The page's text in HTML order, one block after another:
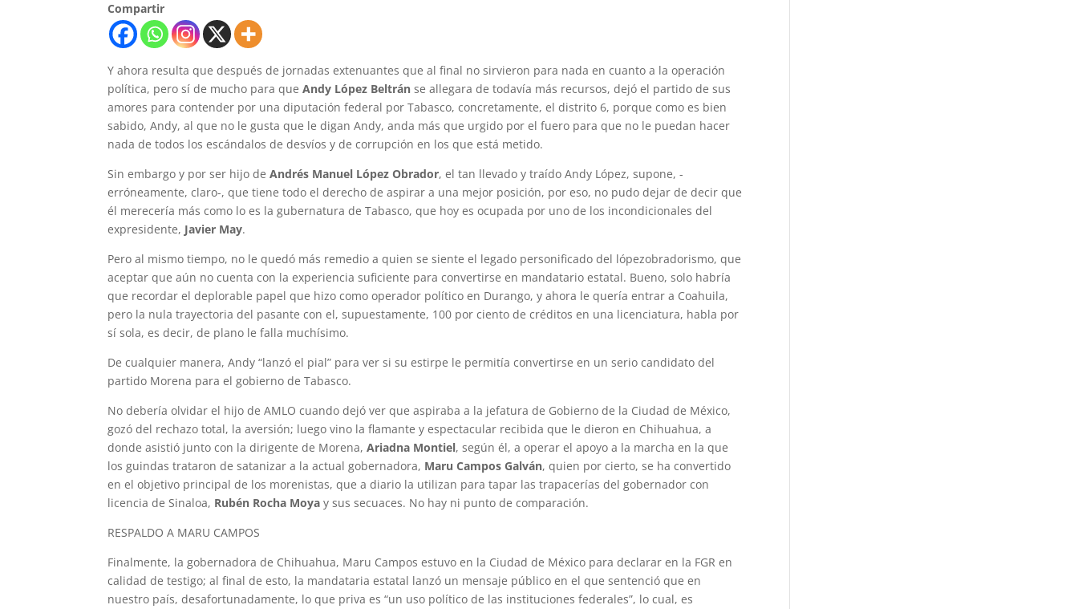
Compartir
Y ahora resulta que después de jornadas extenuantes que al final no sirvieron para nada en cuanto a la operación
política, pero sí de mucho para queAndy López Beltrán se allegara de todavía más recursos, dejó el partido de sus
amores para contender por una diputación federal por Tabasco, concretamente, el distrito 6, porque como es bien
sabido, Andy, al que no le gusta que le digan Andy, anda más que urgido por el fuero para que no le puedan hacer
nada de todos los escándalos de desvíos y de corrupción en los que está metido.
Sin embargo y por ser hijo deAndrés Manuel López Obrador, el tan llevado y traído Andy López, supone, -
erróneamente, claro-, que tiene todo el derecho de aspirar a una mejor posición, por eso, no pudo dejar de decir que
él merecería más como lo es la gubernatura de Tabasco, que hoy es ocupada por uno de los incondicionales del
expresidente, Javier May.
Pero al mismo tiempo, no le quedó más remedio a quien se siente el legado personificado del lópezobradorismo, que
aceptar que aún no cuenta con la experiencia suficiente para convertirse en mandatario estatal. Bueno, solo habría
que recordar el deplorable papel que hizo como operador político en Durango, y ahora le quería entrar a Coahuila,
pero la nula trayectoria del pasante con el, supuestamente, 100 por ciento de créditos en una licenciatura, habla por
sí sola, es decir, de plano le falla muchísimo.
De cualquier manera, Andy “lanzó el pial” para ver si su estirpe le permitía convertirse en un serio candidato del
partido Morena para el gobierno de Tabasco.
No debería olvidar el hijo de AMLO cuando dejó ver que aspiraba a la jefatura de Gobierno de la Ciudad de México,
gozó del rechazo total, la aversión; luego vino la flamante y espectacular recibida que le dieron en Chihuahua, a
donde asistió junto con la dirigente de Morena,Ariadna Montiel, según él, a operar el apoyo a la marcha en la que
los guindas trataron de satanizar a la actual gobernadora, Maru Campos Galván, quien por cierto, se ha convertido
en el objetivo principal de los morenistas, que a diario la utilizan para tapar las trapacerías del gobernador con
licencia de Sinaloa, Rubén Rocha Moya y sus secuaces. No hay ni punto de comparación.
RESPALDO A MARU CAMPOS
Finalmente, la gobernadora de Chihuahua, Maru Campos estuvo en la Ciudad de México para declarar en la FGR en
calidad de testigo; al final de esto, la mandataria estatal lanzó un mensaje público en el que sentenció que en
nuestro país, desafortunadamente, lo que priva es “un uso político de las instituciones federales”, lo cual, es